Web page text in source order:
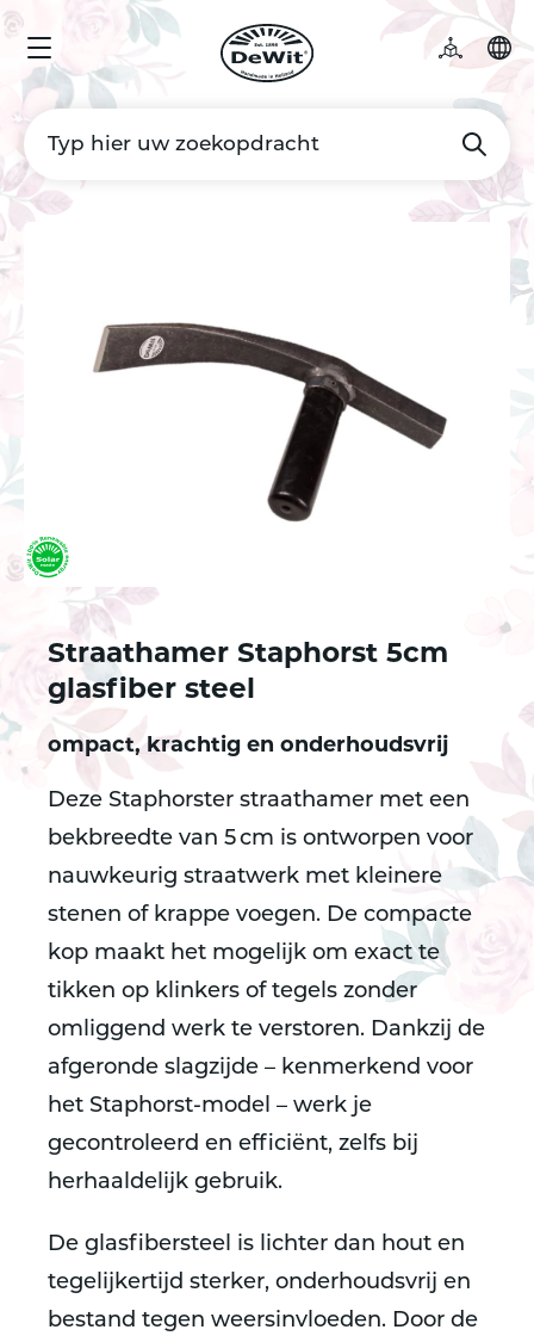
Straathamer Staphorst 5cm
glasfiber steel
ompact, krachtig en onderhoudsvrij
Deze Staphorster straathamer met een
bekbreedte van 5 cm is ontworpen voor
nauwkeurig straatwerk met kleinere
stenen of krappe voegen. De compacte
kop maakt het mogelijk om exact te
tikken op klinkers of tegels zonder
omliggend werk te verstoren. Dankzij de
afgeronde slagzijde – kenmerkend voor
het Staphorst-model – werk je
gecontroleerd en efficiënt, zelfs bij
herhaaldelijk gebruik.
De glasfibersteel is lichter dan hout en
tegelijkertijd sterker, onderhoudsvrij en
bestand tegen weersinvloeden. Door de